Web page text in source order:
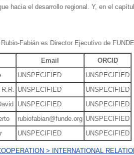
hacia el desarrollo regional. Y, en el
Fabián es Director Ejecutivo de FUNDE.
Email
ORCID
UNSPECIFIED
UNSPECIFIED
UNSPECIFIED
UNSPECIFIED
UNSPECIFIED
UNSPECIFIED
rubiofabian@funde.org UNSPECIFIED
UNSPECIFIED UNSPECIFIED
> INTERNATIONAL